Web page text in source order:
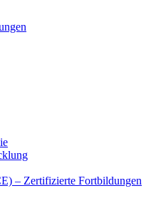
– Zertifizierte Fortbildungen